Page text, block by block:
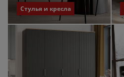
Стулья и кресла